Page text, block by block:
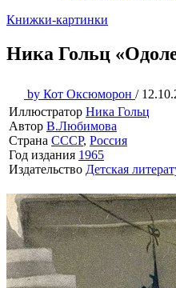
Книжки-картинки
Ника Гольц
by Кот Оксюморон /
Иллюстратор Ника Гольц
Автор В.Любимова
Страна СССР, Россия
Год издания 1965
Издательство Детская